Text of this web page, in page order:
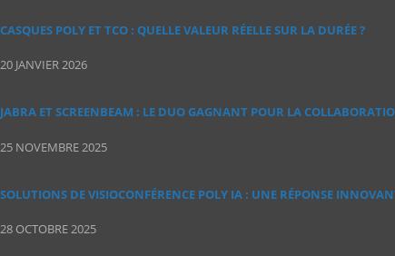
CASQUES POLY ET TCO : QUELLE VALEUR RÉELLE SUR LA DURÉE ?
20 JANVIER 2026
JABRA ET SCREENBEAM : LE DUO GAGNANT POUR LA
25 NOVEMBRE 2025
SOLUTIONS DE VISIOCONFÉRENCE POLY IA : UNE RÉPONSE
28 OCTOBRE 2025